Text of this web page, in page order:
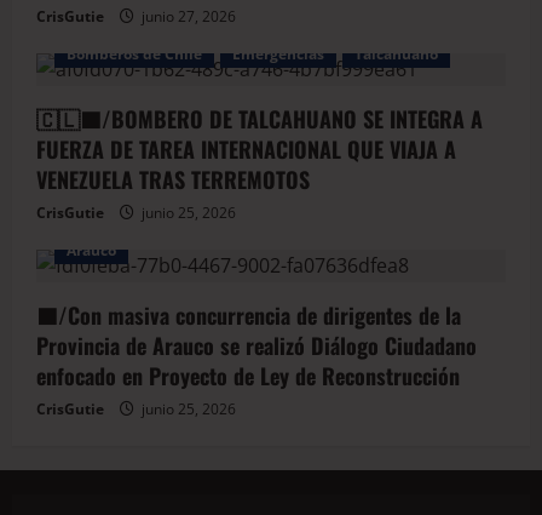
CrisGutie
junio 27, 2026
Bomberos de Chile
Emergencias Talcahuano
🇨🇱🟦/BOMBERO DE TALCAHUANO SE INTEGRA A
FUERZA DE TAREA INTERNACIONAL QUE VIAJA A
VENEZUELA TRAS TERREMOTOS
CrisGutie
junio 25, 2026
Arauco
🟦/Con masiva concurrencia de dirigentes de la
Provincia de Arauco se realizó Diálogo Ciudadano
enfocado en Proyecto de Ley de Reconstrucción
CrisGutie junio 25, 2026